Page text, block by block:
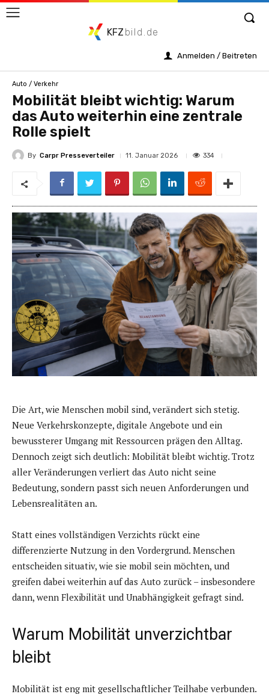
KFZ bild.de
Anmelden / Beitreten
Auto / Verkehr
Mobilität bleibt wichtig: Warum
das Auto weiterhin eine zentrale
Rolle spielt
By Carpr Presseverteiler 11. Januar 2026 334
Die Art, wie Menschen mobil sind, verändert sich stetig.
Neue Verkehrskonzepte, digitale Angebote und ein
bewussterer Umgang mit Ressourcen prägen den Alltag.
Dennoch zeigt sich deutlich: Mobilität bleibt wichtig. Trotz
aller Veränderungen verliert das Auto nicht seine
Bedeutung, sondern passt sich neuen Anforderungen und
Lebensrealitäten an.
Statt eines vollständigen Verzichts rückt eine
differenzierte Nutzung in den Vordergrund. Menschen
entscheiden situativ, wie sie mobil sein möchten, und
greifen dabei weiterhin auf das Auto zurück – insbesondere
dann, wenn Flexibilität und Unabhängigkeit gefragt sind.
Warum Mobilität unverzichtbar
bleibt
Mobilität ist eng mit gesellschaftlicher Teilhabe verbunden.